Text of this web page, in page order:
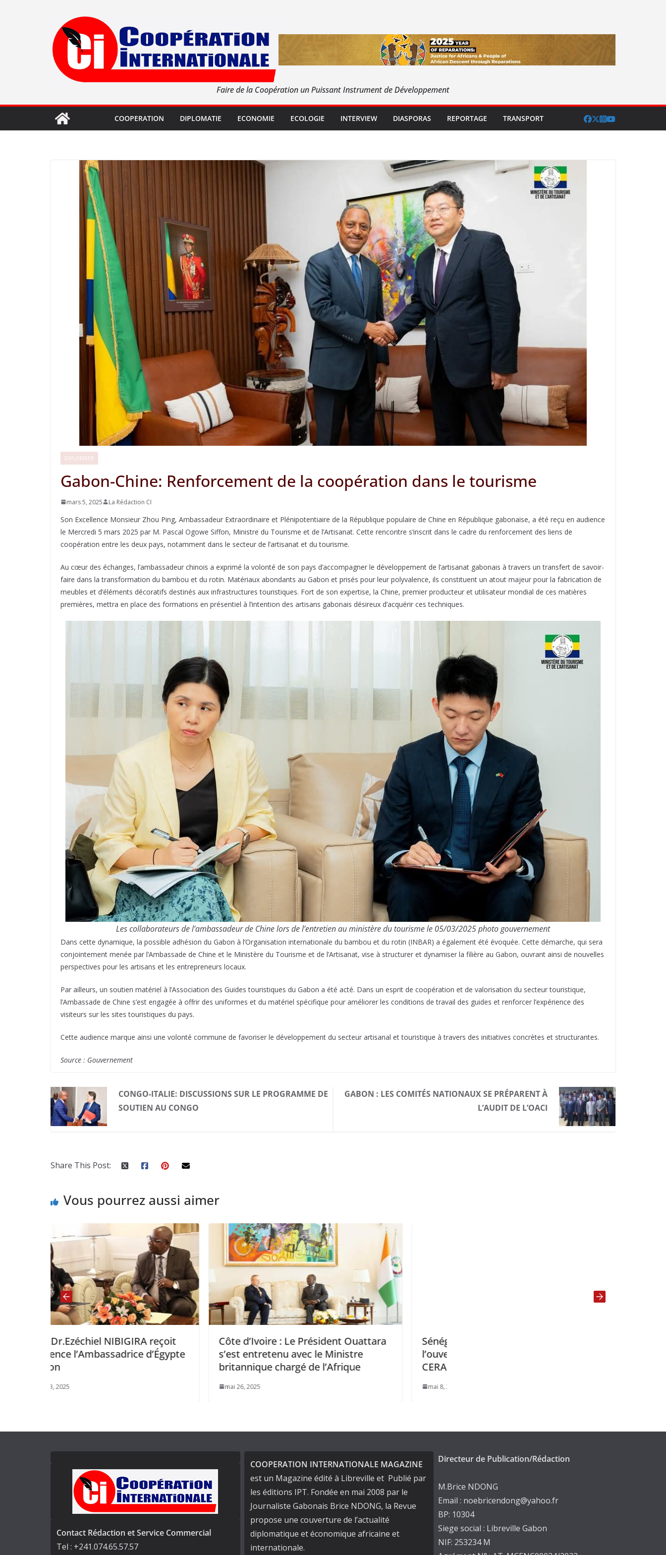
Faire de la Coopération un Puissant Instrument de Développement
COOPERATION DIPLOMATIE ECONOMIE ECOLOGIE INTERVIEW DIASPORAS REPORTAGE TRANSPORT
DIPLOMATIE
Gabon-Chine: Renforcement de la coopération dans le tourisme
mars 5, 2025 La Rédaction CI
Son Excellence Monsieur Zhou Ping, Ambassadeur Extraordinaire et Plénipotentiaire de la République populaire de Chine en République gabonaise, a été reçu en audience
le Mercredi 5 mars 2025 par M. Pascal Ogowe Siffon, Ministre du Tourisme et de l’Artisanat. Cette rencontre s’inscrit dans le cadre du renforcement des liens de
coopération entre les deux pays, notamment dans le secteur de l’artisanat et du tourisme.
Au cœur des échanges, l’ambassadeur chinois a exprimé la volonté de son pays d’accompagner le développement de l’artisanat gabonais à travers un transfert de savoir-
faire dans la transformation du bambou et du rotin. Matériaux abondants au Gabon et prisés pour leur polyvalence, ils constituent un atout majeur pour la fabrication de
meubles et d’éléments décoratifs destinés aux infrastructures touristiques. Fort de son expertise, la Chine, premier producteur et utilisateur mondial de ces matières
premières, mettra en place des formations en présentiel à l’intention des artisans gabonais désireux d’acquérir ces techniques.
Les collaborateurs de l’ambassadeur de Chine lors de l’entretien au ministère du tourisme le 05/03/2025 photo gouvernement
Dans cette dynamique, la possible adhésion du Gabon à l’Organisation internationale du bambou et du rotin (INBAR) a également été évoquée. Cette démarche, qui sera
conjointement menée par l’Ambassade de Chine et le Ministère du Tourisme et de l’Artisanat, vise à structurer et dynamiser la filière au Gabon, ouvrant ainsi de nouvelles
perspectives pour les artisans et les entrepreneurs locaux.
Par ailleurs, un soutien matériel à l’Association des Guides touristiques du Gabon a été acté. Dans un esprit de coopération et de valorisation du secteur touristique,
l’Ambassade de Chine s’est engagée à offrir des uniformes et du matériel spécifique pour améliorer les conditions de travail des guides et renforcer l’expérience des
visiteurs sur les sites touristiques du pays.
Cette audience marque ainsi une volonté commune de favoriser le développement du secteur artisanal et touristique à travers des initiatives concrètes et structurantes.
Source : Gouvernement
CONGO-ITALIE: DISCUSSIONS SUR LE PROGRAMME DE
SOUTIEN AU CONGO
GABON : LES COMITÉS NATIONAUX SE PRÉPARENT À
L’AUDIT DE L’OACI
Share This Post:
Vous pourrez aussi aimer
d’Égypte
Côte d’Ivoire : Le Président Ouattara
s’est entretenu avec le Ministre
britannique chargé de l’Afrique
Sénégal : Le Président Faye à
l’ouverture de la 5e Assemblée de la
CERAO.
Contact Rédaction et Service Commercial
Tel : +241.074.65.57.57
COOPERATION INTERNATIONALE MAGAZINE
est un Magazine édité à Libreville et Publié par
les éditions IPT. Fondée en mai 2008 par le
Journaliste Gabonais Brice NDONG, la Revue
propose une couverture de l’actualité
diplomatique et économique africaine et
internationale.
Directeur de Publication/Rédaction
M.Brice NDONG
Email : noebricendong@yahoo.fr
BP: 10304
Siege social : Libreville Gabon
NIF: 253234 M